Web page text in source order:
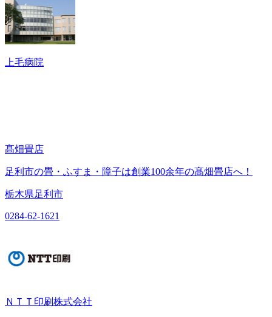
上毛病院
髙畑畳店
足利市の畳・ふすま・障子は創業100余年の髙畑畳店へ！
栃木県足利市
0284-62-1621
ＮＴＴ印刷株式会社